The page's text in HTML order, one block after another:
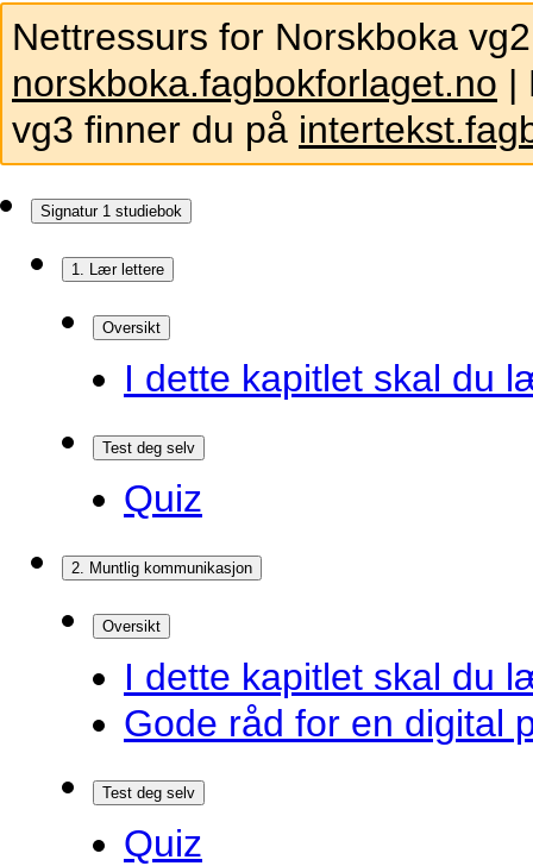
Nettressurs for Norskboka
norskboka.fagbokforlaget.no |
vg3 finner du på
Signatur 1 studiebok
1. Lær lettere
Oversikt
I dette kapitlet skal du
Test deg selv
Quiz
2. Muntlig kommunikasjon
Oversikt
I dette kapitlet skal du
Gode råd for en digital
Test deg selv
Quiz